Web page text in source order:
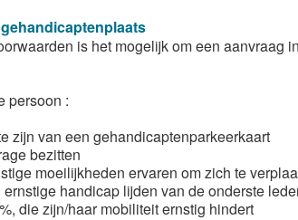
is het mogelijk om een aanvraag
persoon :
zijn van een gehandicaptenparkeerkaart
bezitten
moeilijkheden ervaren om zich te
ernstige handicap lijden van de onderste
die zijn/haar mobiliteit ernstig hindert